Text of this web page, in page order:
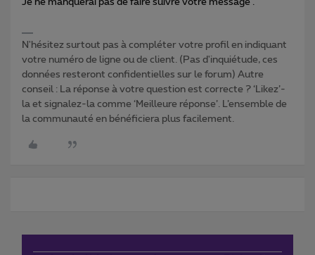
Je ne manquerai pas de faire suivre votre message .
N'hésitez surtout pas à compléter votre profil en indiquant
votre numéro de ligne ou de client. (Pas d'inquiétude, ces
données resteront confidentielles sur le forum) Autre
conseil : La réponse à votre question est correcte ? ‘Likez’-
la et signalez-la comme ‘Meilleure réponse’. L’ensemble de
la communauté en bénéficiera plus facilement.